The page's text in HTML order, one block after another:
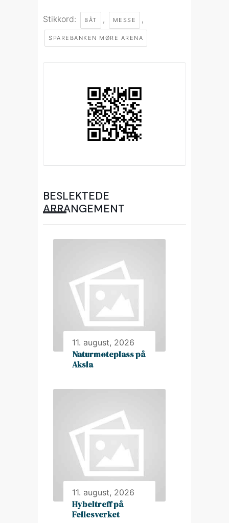
Stikkord: BÅT , MESSE ,
SPAREBANKEN MØRE ARENA
BESLEKTEDE
ARRANGEMENT
11. august, 2026
Naturmøteplass på
Aksla
11. august, 2026
Hybeltreff på
Fellesverket